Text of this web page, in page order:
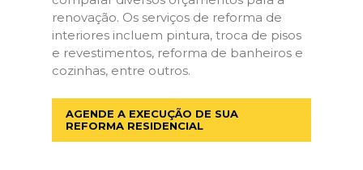
renovação. Os serviços de reforma de
interiores incluem pintura, troca de pisos
e revestimentos, reforma de banheiros e
cozinhas, entre outros.
AGENDE A EXECUÇÃO DE SUA
REFORMA RESIDENCIAL